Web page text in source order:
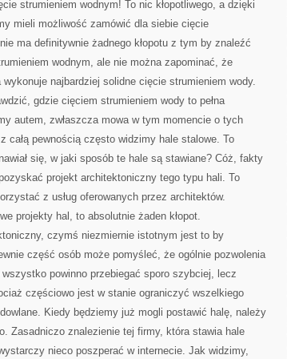
strumieniem wodnym! To nic kłopotliwego, a dzięki
mieli możliwość zamówić dla siebie cięcie
ma definitywnie żadnego kłopotu z tym by znaleźć
wodnym, ale nie można zapominać, że
najbardziej solidne cięcie strumieniem wody.
gdzie cięciem strumieniem wody to pełna
autem, zwłaszcza mowa w tym momencie o tych
całą pewnością często widzimy hale stalowe. To
się, w jaki sposób te hale są stawiane? Cóż, fakty
projekt architektoniczny tego typu hali. To
z usług oferowanych przez architektów.
projekty hal, to absolutnie żaden kłopot.
czymś niezmiernie istotnym jest to by
część osób może pomyśleć, że ogólnie pozwolenia
powinno przebiegać sporo szybciej, lecz
częściowo jest w stanie ograniczyć wszelkiego
Kiedy będziemy już mogli postawić halę, należy
Zasadniczo znalezienie tej firmy, która stawia hale
nieco poszperać w internecie. Jak widzimy,